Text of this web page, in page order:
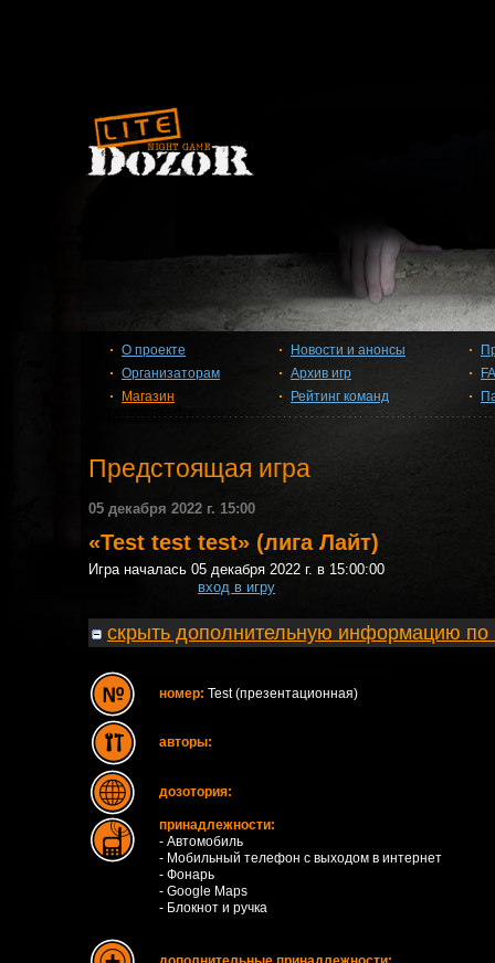
О проекте
Организаторам
Магазин
Новости и анонсы
Архив игр
Рейтинг команд
Предстоящая игра
05 декабря 2022 г. 15:00
«Test test test» (лига Лайт)
Игра началась 05 декабря 2022 г. в 15:00:00
вход в игру
скрыть дополнительную информацию по
номер: Test (презентационная)
авторы:
дозотория:
принадлежности:
- Автомобиль
- Мобильный телефон с выходом в интернет
- Фонарь
- Google Maps
- Блокнот и ручка